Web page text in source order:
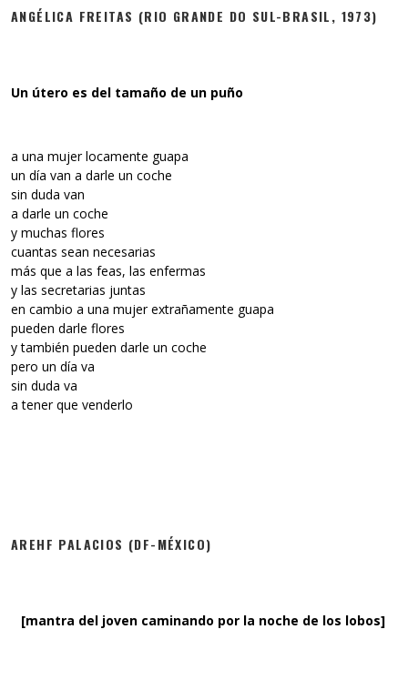
ANGÉLICA FREITAS (RIO GRANDE DO SUL-BRASIL, 1973)
Un útero es del tamaño de un puño
a una mujer locamente guapa
un día van a darle un coche
sin duda van
a darle un coche
y muchas flores
cuantas sean necesarias
más que a las feas, las enfermas
y las secretarias juntas
en cambio a una mujer extrañamente guapa
pueden darle flores
y también pueden darle un coche
pero un día va
sin duda va
a tener que venderlo
AREHF PALACIOS (DF-MÉXICO)
[mantra del joven caminando por la noche de los lobos]